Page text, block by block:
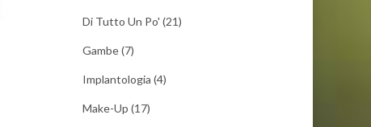
Di Tutto Un Po' (21)
Gambe(7)
Implantologia (4)
Make-Up (17)